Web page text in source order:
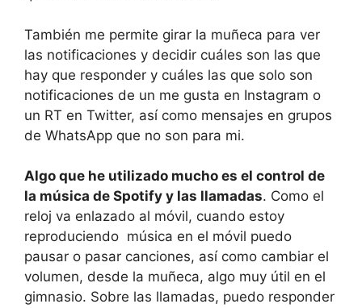
También me permite girar la muñeca para ver
las notificaciones y decidir cuáles son las que
hay que responder y cuáles las que solo son
notificaciones de un me gusta en Instagram o
un RT en Twitter, así como mensajes en grupos
de WhatsApp que no son para mi.
Algo que he utilizado mucho es el control de
la música de Spotify y las llamadas. Como el
reloj va enlazado al móvil, cuando estoy
reproduciendo música en el móvil puedo
pausar o pasar canciones, así como cambiar el
volumen, desde la muñeca, algo muy útil en el
gimnasio. Sobre las llamadas, puedo responder